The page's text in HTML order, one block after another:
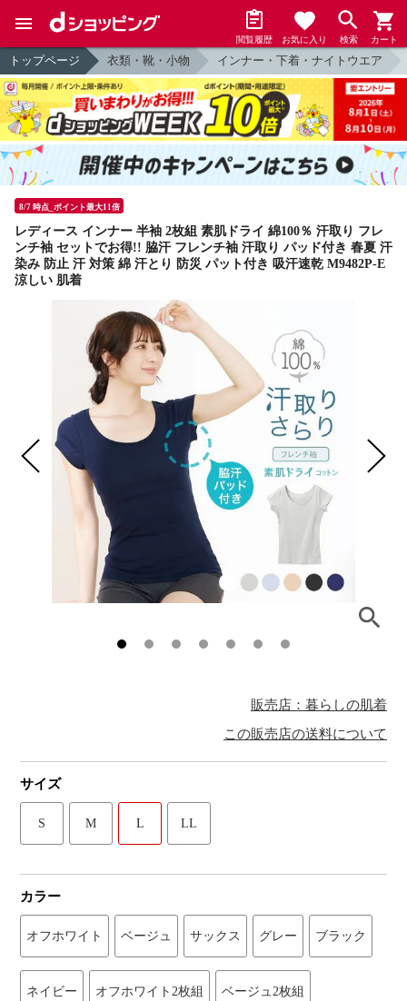
閲覧履歴 お気に入り 検索 カート
トップページ 衣類・靴・小物 インナー・下着・ナイトウエア
8/7 時点_ポイント最大11倍
レディース インナー 半袖 2枚組 素肌ドライ 綿100％ 汗取り フレ
ンチ袖 セットでお得!! 脇汗 フレンチ袖 汗取り パッド付き 春夏 汗
染み 防止 汗 対策 綿 汗とり 防災 パット付き 吸汗速乾 M9482P-E
涼しい 肌着
販売店：暮らしの肌着
この販売店の送料について
サイズ
S M L LL
カラー
オフホワイト ベージュ サックス グレー ブラック
ネイビー オフホワイト2枚組 ベージュ2枚組